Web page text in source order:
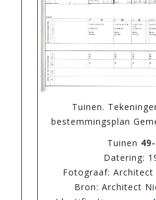
Tuinen.
bestemmingsplan
Tuinen
Datering:
Fotograaf: Architect
Bron: Architect